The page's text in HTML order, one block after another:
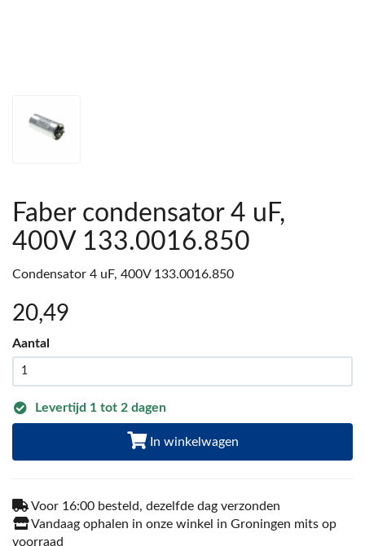
Faber condensator 4 uF,
400V 133.0016.850
Condensator 4 uF, 400V 133.0016.850
20,49
Aantal
Levertijd 1 tot 2 dagen
In winkelwagen
Voor 16:00 besteld, dezelfde dag verzonden
Vandaag ophalen in onze winkel in Groningen mits op
voorraad